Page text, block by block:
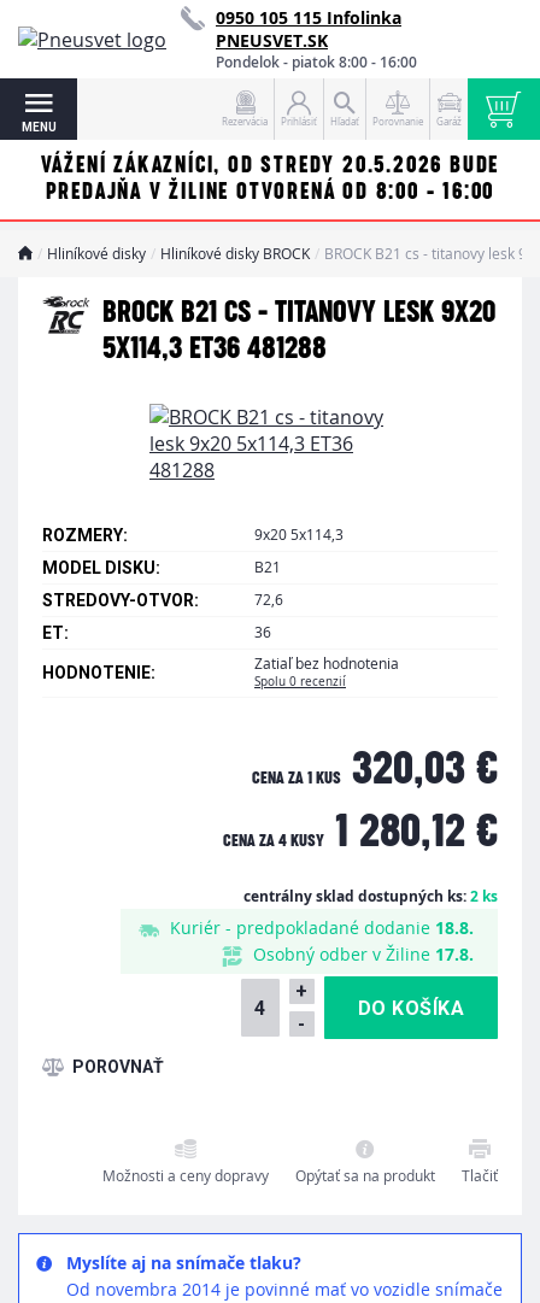
0950 105 115 Infolinka
PNEUSVET.SK
Pondelok - piatok 8:00 - 16:00
MENU Rezervácia Prihlásiť Hľadať Porovnanie Garáž
VÁŽENÍ ZÁKAZNÍCI, OD STREDY 20.5.2026 BUDE
PREDAJŇA V ŽILINE OTVORENÁ OD 8:00 - 16:00
Hliníkové disky Hliníkové disky BROCK BROCK B21 cs - titanovy lesk
BROCK B21 CS - TITANOVY LESK 9X20
5X114,3 ET36 481288
ROZMERY: 9x20 5x114,3
MODEL DISKU: B21
STREDOVY-OTVOR: 72,6
ET: 36
HODNOTENIE: Zatiaľ bez hodnotenia
Spolu 0 recenzií
CENA ZA 1 KUS 320,03 €
CENA ZA 4 KUSY 1 280,12 €
centrálny sklad dostupných ks:2 ks
Kuriér - predpokladané dodanie 18.8.
Osobný odber v Žiline 17.8.
+
-
Možnosti a ceny dopravy Opýtať sa na produkt Tlačiť
Myslíte aj na snímače tlaku?
Od novembra 2014 je povinné mať vo vozidle snímače